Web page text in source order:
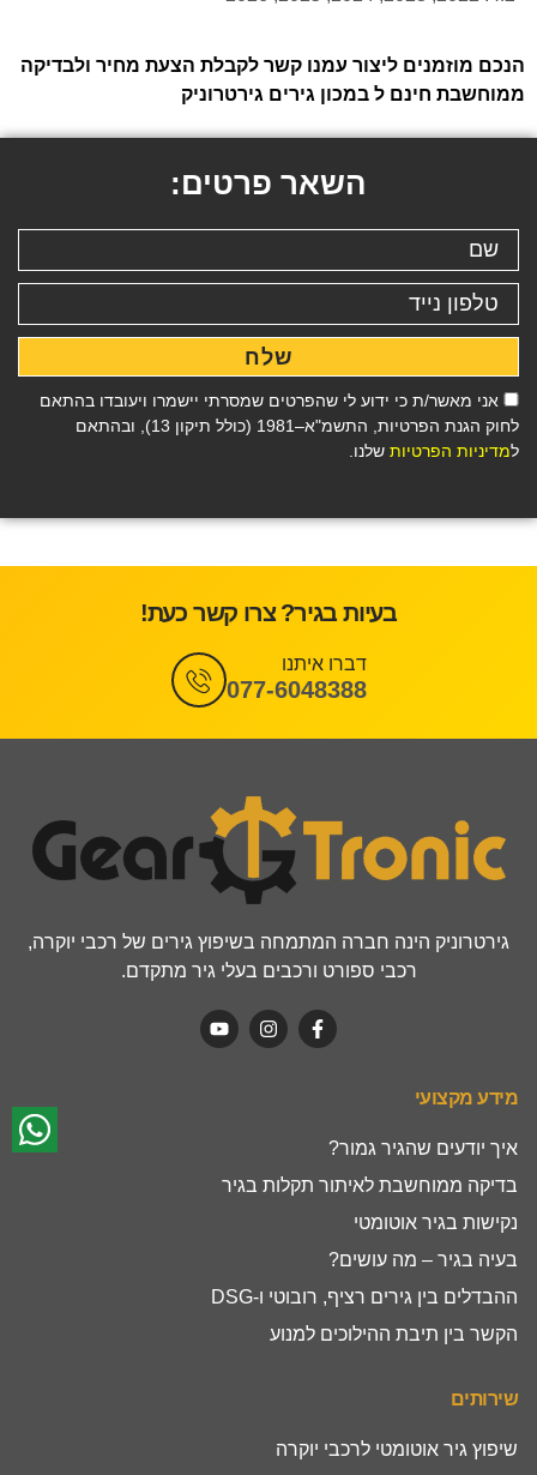
הנכם מוזמנים ליצור עמנו קשר לקבלת הצעת מחיר ולבדיקה
ממוחשבת חינם ל במכון גירים גירטרוניק
השאר פרטים:
אני מאשר/ת כי ידוע לי שהפרטים שמסרתי יישמרו ויעובדו בהתאם
לחוק הגנת הפרטיות, התשמ"א–1981 (כולל תיקון 13), ובהתאם
למדיניות הפרטיות שלנו.
שלח
בעיות בגיר? צרו קשר כעת!
דברו איתנו
077-6048388
גירטרוניק הינה חברה המתמחה בשיפוץ גירים של רכבי יוקרה,
רכבי ספורט ורכבים בעלי גיר מתקדם.
מידע מקצועי
איך יודעים שהגיר גמור?
בדיקה ממוחשבת לאיתור תקלות בגיר
נקישות בגיר אוטומטי
בעיה בגיר – מה עושים?
ההבדלים בין גירים רציף, רובוטי ו-DSG
הקשר בין תיבת ההילוכים למנוע
שירותים
שיפוץ גיר אוטומטי לרכבי יוקרה